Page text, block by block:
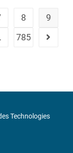
8
9
785
Technologies